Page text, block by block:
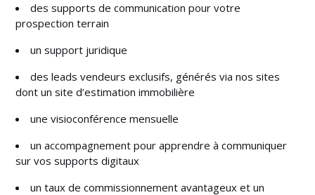
des supports de communication pour votre
prospection terrain
un support juridique
des leads vendeurs exclusifs, générés via nos sites
dont un site d’estimation immobilière
une visioconférence mensuelle
un accompagnement pour apprendre à communiquer
sur vos supports digitaux
un taux de commissionnement avantageux et un